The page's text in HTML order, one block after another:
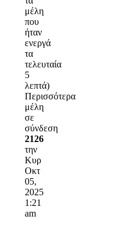
μέλη
που
ήταν
ενεργά
τα
τελευταία
5
λεπτά)
Περισσότερα
μέλη
σε
σύνδεση
2126
την
Κυρ
Οκτ
05,
2025
1:21
am